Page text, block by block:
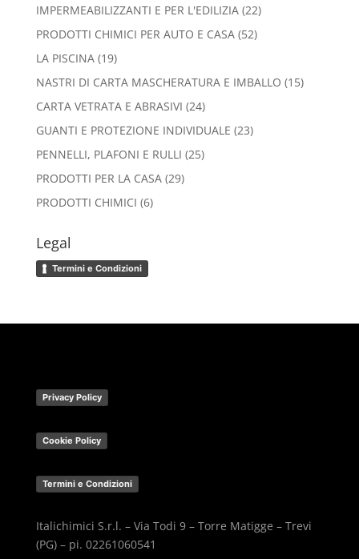
IMPERMEABILIZZANTI E PER L'EDILIZIA 2222
PRODOTTI CHIMICI PER AUTO E CASA 5252
LA PISCINA 1919
prodotti
NASTRI DI CARTA MASCHERATURA E IMBALLO 1515
CARTA VETRATA E ABRASIVI 2424
prodotti
GUANTI E PROTEZIONE INDIVIDUALE 2323
PENNELLI, PLAFONI E RULLI 2525
PRODOTTI PER LA CASA 2929
PRODOTTI CHIMICI 66
Legal
Termini e Condizioni
Privacy Policy
Cookie Policy
Termini e Condizioni
Italichimici S.r.l. – Via Todi 9 – Torre Matigge – Trevi
(PG) – pi. 02261060541